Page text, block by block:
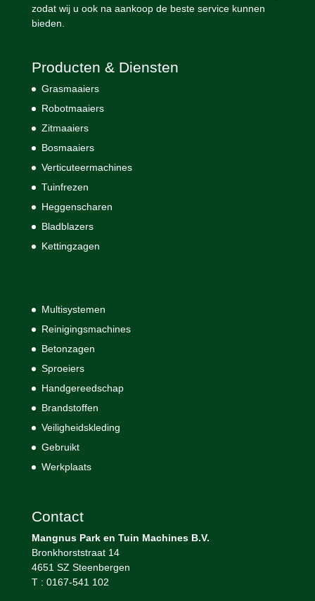
zodat wij u ook na aankoop de beste service kunnen
bieden.
Producten & Diensten
Grasmaaiers
Robotmaaiers
Zitmaaiers
Bosmaaiers
Verticuteermachines
Tuinfrezen
Heggenscharen
Bladblazers
Kettingzagen
Multisystemen
Reinigingsmachines
Betonzagen
Sproeiers
Handgereedschap
Brandstoffen
Veiligheidskleding
Gebruikt
Werkplaats
Contact
Mangnus Park en Tuin Machines B.V.
Bronkhorststraat 14
4651 SZ Steenbergen
T : 0167-541 102